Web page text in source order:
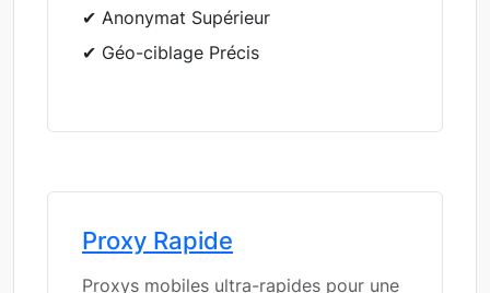
✔ Anonymat Supérieur
✔ Géo-ciblage Précis
Proxy Rapide
Proxys mobiles ultra-rapides pour une